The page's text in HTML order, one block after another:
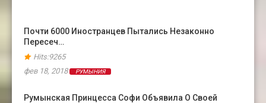
Почти 6000 Иностранцев Пытались Незаконно
Пересеч…
Hits:9265
фев 18, 2018
РУМЫНИЯ
Румынская Принцесса Софи Объявила О Своей